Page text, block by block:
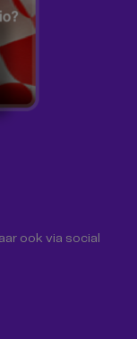
ook via social